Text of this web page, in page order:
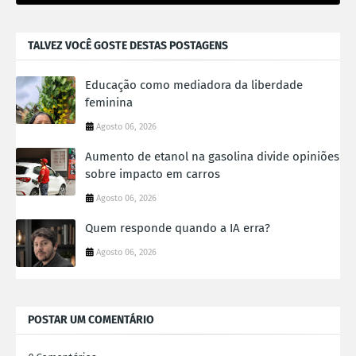
TALVEZ VOCÊ GOSTE DESTAS POSTAGENS
Educação como mediadora da liberdade
feminina
Agosto 06, 2026
Aumento de etanol na gasolina divide opiniões
sobre impacto em carros
Agosto 06, 2026
Quem responde quando a IA erra?
Agosto 06, 2026
POSTAR UM COMENTÁRIO